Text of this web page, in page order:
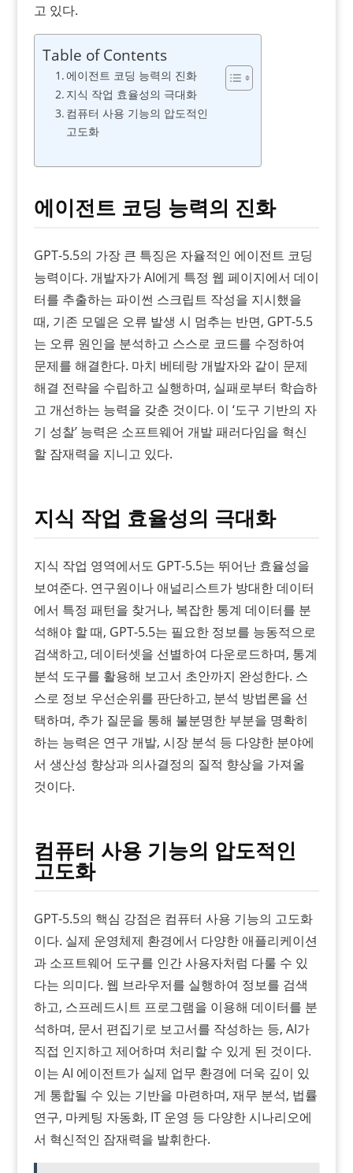
고 있다.
Table of Contents
에이전트 코딩 능력의 진화
지식 작업 효율성의 극대화
컴퓨터 사용 기능의 압도적인
고도화
에이전트 코딩 능력의 진화
GPT-5.5의 가장 큰 특징은 자율적인 에이전트 코딩
능력이다. 개발자가 AI에게 특정 웹 페이지에서 데이
터를 추출하는 파이썬 스크립트 작성을 지시했을
때, 기존 모델은 오류 발생 시 멈추는 반면, GPT-5.5
는 오류 원인을 분석하고 스스로 코드를 수정하여
문제를 해결한다. 마치 베테랑 개발자와 같이 문제
해결 전략을 수립하고 실행하며, 실패로부터 학습하
고 개선하는 능력을 갖춘 것이다. 이 ‘도구 기반의 자
기 성찰’ 능력은 소프트웨어 개발 패러다임을 혁신
할 잠재력을 지니고 있다.
지식 작업 효율성의 극대화
지식 작업 영역에서도 GPT-5.5는 뛰어난 효율성을
보여준다. 연구원이나 애널리스트가 방대한 데이터
에서 특정 패턴을 찾거나, 복잡한 통계 데이터를 분
석해야 할 때, GPT-5.5는 필요한 정보를 능동적으로
검색하고, 데이터셋을 선별하여 다운로드하며, 통계
분석 도구를 활용해 보고서 초안까지 완성한다. 스
스로 정보 우선순위를 판단하고, 분석 방법론을 선
택하며, 추가 질문을 통해 불분명한 부분을 명확히
하는 능력은 연구 개발, 시장 분석 등 다양한 분야에
서 생산성 향상과 의사결정의 질적 향상을 가져올
것이다.
컴퓨터 사용 기능의 압도적인
고도화
GPT-5.5의 핵심 강점은 컴퓨터 사용 기능의 고도화
이다. 실제 운영체제 환경에서 다양한 애플리케이션
과 소프트웨어 도구를 인간 사용자처럼 다룰 수 있
다는 의미다. 웹 브라우저를 실행하여 정보를 검색
하고, 스프레드시트 프로그램을 이용해 데이터를 분
석하며, 문서 편집기로 보고서를 작성하는 등, AI가
직접 인지하고 제어하며 처리할 수 있게 된 것이다.
이는 AI 에이전트가 실제 업무 환경에 더욱 깊이 있
게 통합될 수 있는 기반을 마련하며, 재무 분석, 법률
연구, 마케팅 자동화, IT 운영 등 다양한 시나리오에
서 혁신적인 잠재력을 발휘한다.